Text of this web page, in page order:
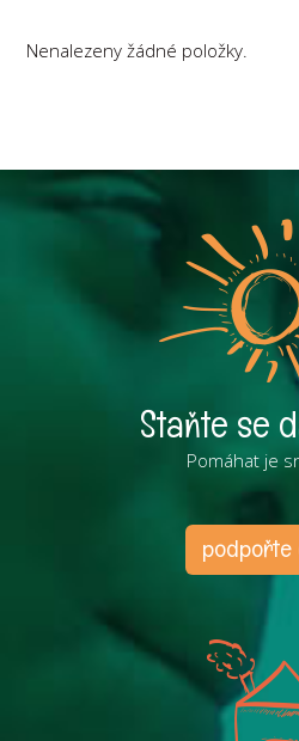
Nenalezeny žádné položky.
Staňte se
Pomáhat je
podpořte